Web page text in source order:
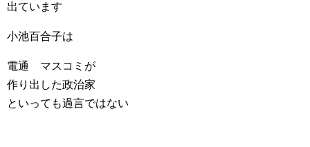
出ています
小池百合子は
電通 マスコミが
作り出した政治家
といっても過言ではない